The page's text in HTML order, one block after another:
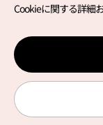
Copyright (c)
Reserved.
サイトエラー報
Cookieに関する詳細